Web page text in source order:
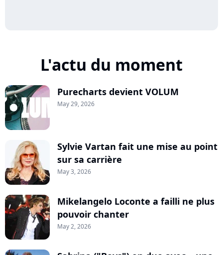
L'actu du moment
Purecharts devient VOLUM
May 29, 2026
Sylvie Vartan fait une mise au point
sur sa carrière
May 3, 2026
Mikelangelo Loconte a failli ne plus
pouvoir chanter
May 2, 2026